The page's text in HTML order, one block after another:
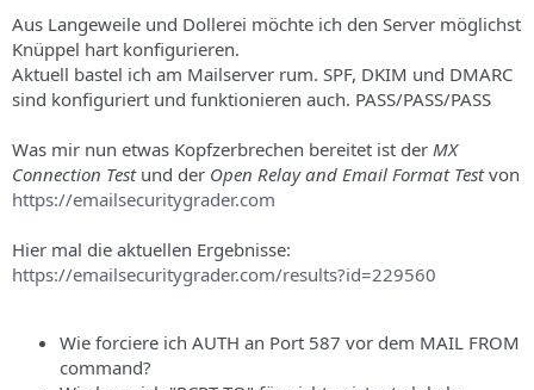
Aus Langeweile und Dollerei möchte ich den Server möglichst
Knüppel hart konfigurieren.
Aktuell bastel ich am Mailserver rum. SPF, DKIM und DMARC
sind konfiguriert und funktionieren auch. PASS/PASS/PASS
Was mir nun etwas Kopfzerbrechen bereitet ist der MX
Connection Test und der Open Relay and Email Format Testvon
https://emailsecuritygrader.com
Hier mal die aktuellen Ergebnisse:
https://emailsecuritygrader.com/results?id=229560
Wie forciere ich AUTH an Port 587 vor dem MAIL FROM
command?